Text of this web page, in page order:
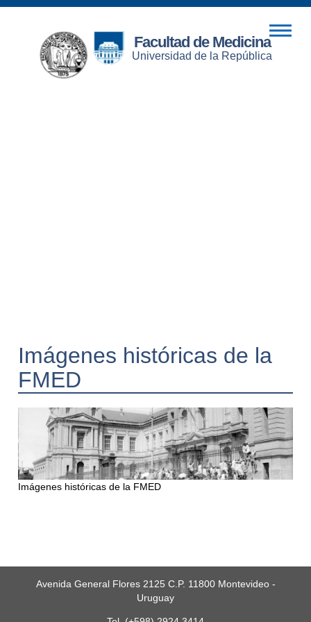
Facultad de Medicina
Universidad de la República
Imágenes históricas de la
FMED
Imágenes históricas de la FMED
Avenida General Flores 2125 C.P. 11800 Montevideo -
Uruguay